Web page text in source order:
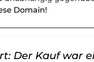
Domain!
Der Kauf war